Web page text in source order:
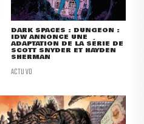
DARK SPACES : DUNGEON :
IDW ANNONCE UNE
ADAPTATION DE LA SÉRIE DE
SCOTT SNYDER ET HAYDEN
SHERMAN
ACTU VO